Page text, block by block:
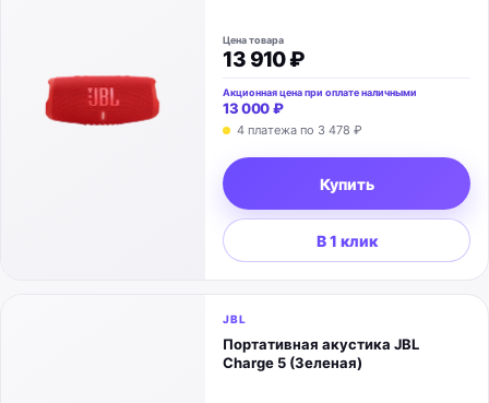
Цена товара
13 910 ₽
Акционная цена при оплате наличными
13 000 ₽
4 платежа по 3 478 ₽
Купить
В 1 клик
JBL
Портативная акустика JBL
Charge 5 (Зеленая)